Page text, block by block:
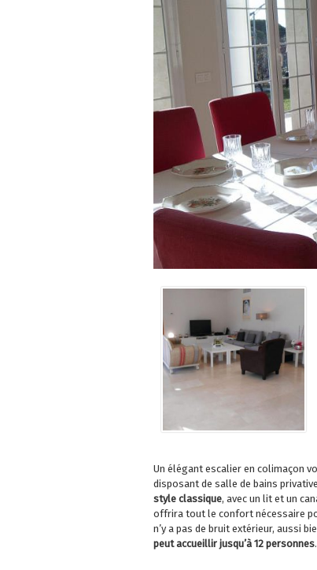
Un élégant escalier en colimaçon
disposant de salle de bains
style classique, avec un lit et un
offrira tout le confort nécessaire
n’y a pas de bruit extérieur, aussi
peut accueillir jusqu’à 12 personnes.